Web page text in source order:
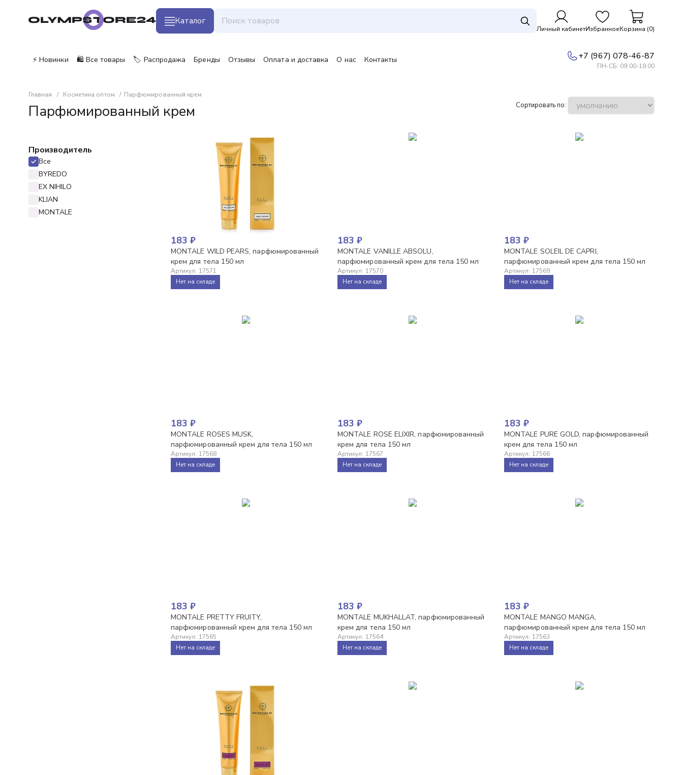
Каталог
Личный кабинетИзбранноеКорзина (0)
⚡ Новинки 🛍️ Все товары 🏷️ Распродажа Бренды Отзывы Оплата и доставка О нас Контакты +7 (967) 078-46-87
ПН-СБ: 09:00-18:00
Главная Косметика оптом Парфюмированный крем
Парфюмированный крем Сортировать по:
Производитель
Все
BYREDO
EX NIHILO
KLIAN
MONTALE
183 ₽
MONTALE WILD PEARS, парфюмированный
крем для тела 150 мл
Артикул: 17571
Нет на складе
183 ₽
MONTALE VANILLE ABSOLU,
парфюмированный крем для тела 150 мл
Артикул: 17570
Нет на складе
183 ₽
MONTALE SOLEIL DE CAPRI,
парфюмированный крем для тела 150 мл
Артикул: 17569
Нет на складе
183 ₽
MONTALE ROSES MUSK,
парфюмированный крем для тела 150 мл
Артикул: 17568
Нет на складе
183 ₽
MONTALE ROSE ELIXIR, парфюмированный
крем для тела 150 мл
Артикул: 17567
Нет на складе
183 ₽
MONTALE PURE GOLD, парфюмированный
крем для тела 150 мл
Артикул: 17566
Нет на складе
183 ₽
MONTALE PRETTY FRUITY,
парфюмированный крем для тела 150 мл
Артикул: 17565
Нет на складе
183 ₽
MONTALE MUKHALLAT, парфюмированный
крем для тела 150 мл
Артикул: 17564
Нет на складе
183 ₽
MONTALE MANGO MANGA,
парфюмированный крем для тела 150 мл
Артикул: 17563
Нет на складе